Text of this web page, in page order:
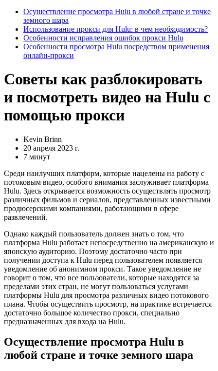
Осуществление просмотра Hulu в любой стране и точке
земного шара
Использование прокси для Hulu: в чем необходимость?
Особенности исправления ошибок прокси Hulu
Особенности просмотра Hulu посредством применения
онлайн-прокси
Советы как разблокировать
и посмотреть видео на Hulu с
помощью прокси
Kevin Brinn
20 апреля 2023 г.
7 минут
Среди наилучших платформ, которые нацелены на работу с
потоковым видео, особого внимания заслуживает платформа
Hulu. Здесь открывается возможность осуществлять просмотр
различных фильмов и сериалов, представленных известными
продюсерскими компаниями, работающими в сфере
развлечений.
Однако каждый пользователь должен знать о том, что
платформа Hulu работает непосредственно на американскую и
японскую аудиторию. Поэтому достаточно часто при
получении доступа к Hulu перед пользователем появляется
уведомление об анонимном прокси. Такое уведомление не
говорит о том, что все пользователи, которые находятся за
пределами этих стран, не могут пользоваться услугами
платформы Hulu для просмотра различных видео потокового
плана. Чтобы осуществить просмотр, на практике встречается
достаточно большое количество прокси, специально
предназначенных для входа на Hulu.
Осуществление просмотра Hulu в
любой стране и точке земного шара